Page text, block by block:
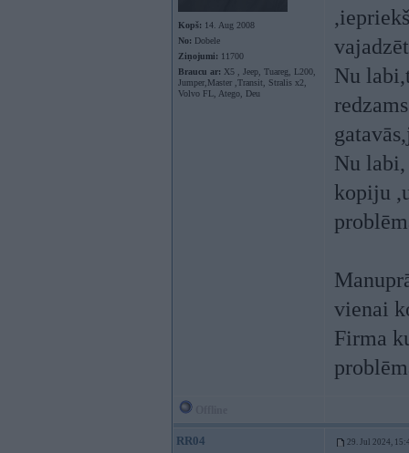
Kopš: 14. Aug 2008
No: Dobele
Ziņojumi: 11700
Braucu ar: X5 , Jeep, Tuareg, L200,
Jumper,Master ,Transit, Stralis x2,
Volvo FL, Atego, Deu
Nu
Nu labi,
kopiju
vienai
Firma
RR04 29. Jul 2024,